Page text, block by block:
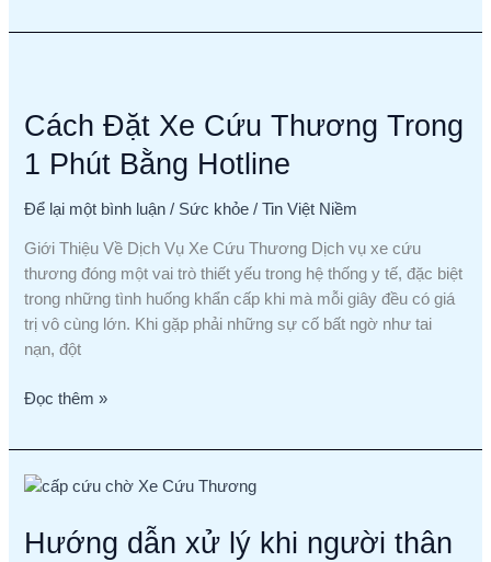
Cách Đặt Xe Cứu Thương Trong
1 Phút Bằng Hotline
Để lại một bình luận / Sức khỏe /Tin Việt Niềm
Giới Thiệu Về Dịch Vụ Xe Cứu Thương Dịch vụ xe cứu
thương đóng một vai trò thiết yếu trong hệ thống y tế, đặc biệt
trong những tình huống khẩn cấp khi mà mỗi giây đều có giá
trị vô cùng lớn. Khi gặp phải những sự cố bất ngờ như tai
nạn, đột
Xe
Thương
1
Phút
Bằng
Hotline
Đọc thêm »
Hướng dẫn xử lý khi người thân
Hướng
xử